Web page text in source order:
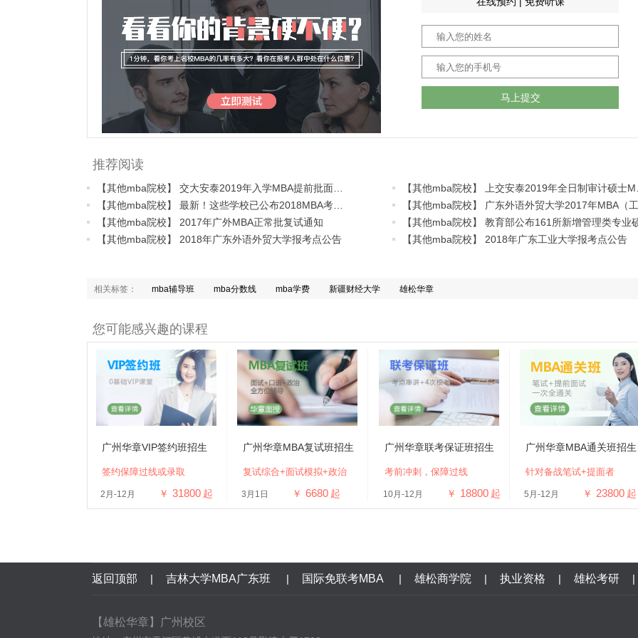
马上提交
推荐阅读
【其他mba院校】 2017年广外MBA正常批复试通知
【其他mba院校】 2018年广东外语外贸大学报考点公告
【其他mba院校】 2018年广东工业大学报考点公告
相关标签： mba辅导班 mba分数线 mba学费 新疆财经大学 雄松华章
您可能感兴趣的课程
广州华章VIP签约班招生
签约保障过线或录取
2月-12月 ￥ 31800 起
广州华章MBA复试班招生
复试综合+面试模拟+政治
3月1日 ￥ 6680 起
广州华章联考保证班招生
考前冲刺，保障过线
10月-12月 ￥ 18800 起
广州华章MBA通关班招生
针对备战笔试+提面者
5月-12月 ￥ 23800 起
返回顶部 | 吉林大学MBA广东班 | 国际免联考MBA | 雄松商学院 | 执业资格 | 雄松考研 |
【雄松华章】广州校区